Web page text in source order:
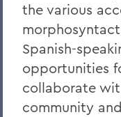
the various
Spanish-
opportunities
collaborate
community